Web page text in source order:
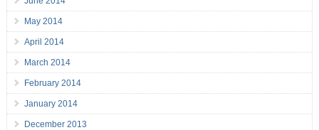
May 2014
April 2014
March 2014
February 2014
January 2014
December 2013